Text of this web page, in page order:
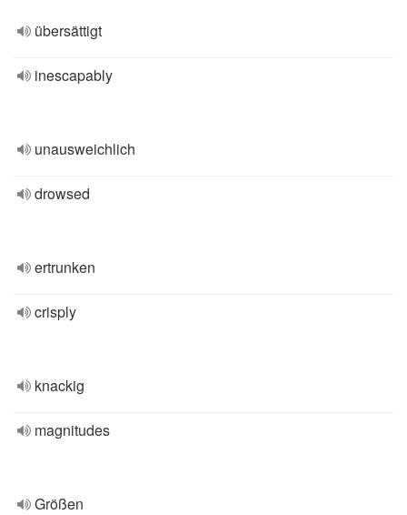
übersättigt
inescapably
unausweichlich
drowsed
ertrunken
crisply
knackig
magnitudes
Größen